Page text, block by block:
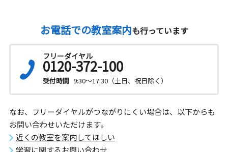
お電話での教室案内も行っています
フリーダイヤル
0120-372-100
受付時間 9:30～17:30（土日、祝日除く）
なお、フリーダイヤルがつながりにくい場合は、以下からも
お問い合わせいただけます。
近くの教室を案内してほしい
学習に関するお問い合わせ